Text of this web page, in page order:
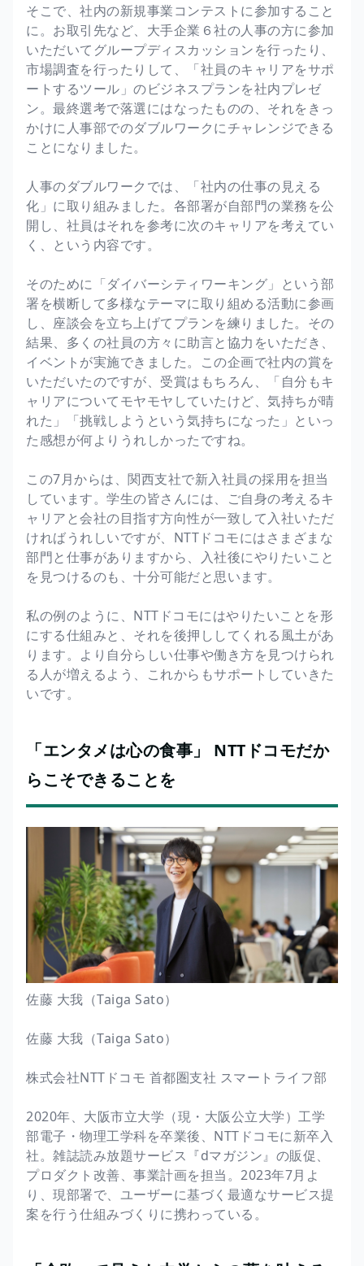
そこで、社内の新規事業コンテストに参加すること
に。お取引先など、大手企業６社の人事の方に参加
いただいてグループディスカッションを行ったり、
市場調査を行ったりして、「社員のキャリアをサポ
ートするツール」のビジネスプランを社内プレゼ
ン。最終選考で落選にはなったものの、それをきっ
かけに人事部でのダブルワークにチャレンジできる
ことになりました。
人事のダブルワークでは、「社内の仕事の見える
化」に取り組みました。各部署が自部門の業務を公
開し、社員はそれを参考に次のキャリアを考えてい
く、という内容です。
そのために「ダイバーシティワーキング」という部
署を横断して多様なテーマに取り組める活動に参画
し、座談会を立ち上げてプランを練りました。その
結果、多くの社員の方々に助言と協力をいただき、
イベントが実施できました。この企画で社内の賞を
いただいたのですが、受賞はもちろん、「自分もキ
ャリアについてモヤモヤしていたけど、気持ちが晴
れた」「挑戦しようという気持ちになった」といっ
た感想が何よりうれしかったですね。
この7月からは、関西支社で新入社員の採用を担当
しています。学生の皆さんには、ご自身の考えるキ
ャリアと会社の目指す方向性が一致して入社いただ
ければうれしいですが、NTTドコモにはさまざまな
部門と仕事がありますから、入社後にやりたいこと
を見つけるのも、十分可能だと思います。
私の例のように、NTTドコモにはやりたいことを形
にする仕組みと、それを後押ししてくれる風土があ
ります。より自分らしい仕事や働き方を見つけられ
る人が増えるよう、これからもサポートしていきた
いです。
「エンタメは心の食事」 NTTドコモだか
らこそできることを
佐藤 大我（Taiga Sato）
佐藤 大我（Taiga Sato）
株式会社NTTドコモ 首都圏支社 スマートライフ部
2020年、大阪市立大学（現・大阪公立大学）工学
部電子・物理工学科を卒業後、NTTドコモに新卒入
社。雑誌読み放題サービス『dマガジン』の販促、
プロダクト改善、事業計画を担当。2023年7月よ
り、現部署で、ユーザーに基づく最適なサービス提
案を行う仕組みづくりに携わっている。